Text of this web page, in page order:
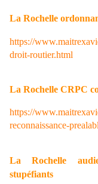
La Rochelle
https://
droit-routier.html
La Rochelle CRPC
https://
reconnaissance-
La Rochelle
stupéfiants